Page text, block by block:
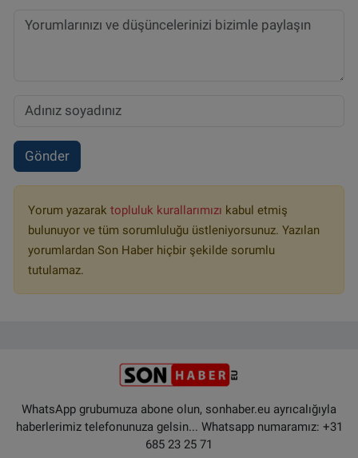
Gönder
Yorum yazarak topluluk kurallarımızı kabul etmiş
bulunuyor ve tüm sorumluluğu üstleniyorsunuz. Yazılan
yorumlardan Son Haber hiçbir şekilde sorumlu
tutulamaz.
WhatsApp grubumuza abone olun, sonhaber.eu ayrıcalığıyla
haberlerimiz telefonunuza gelsin... Whatsapp numaramız: +31
685 23 25 71